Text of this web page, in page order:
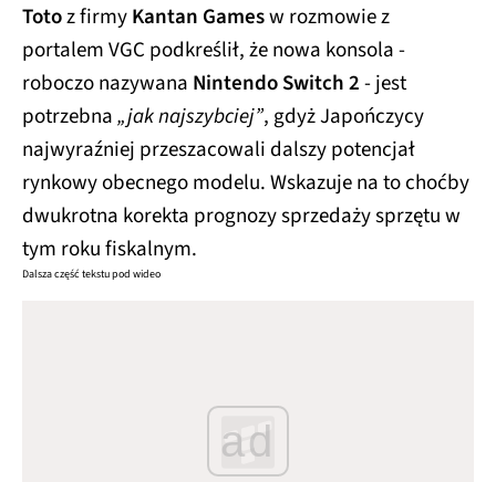
Totoz firmyKantan Gamesw rozmowie z
portalem VGC podkreślił, że nowa konsola -
roboczo nazywana Nintendo Switch 2- jest
potrzebna„jak najszybciej”, gdyż Japończycy
najwyraźniej przeszacowali dalszy potencjał
rynkowy obecnego modelu. Wskazuje na to choćby
dwukrotna korekta prognozy sprzedaży sprzętu w
tym roku fiskalnym.
Dalsza część tekstu pod wideo
ad